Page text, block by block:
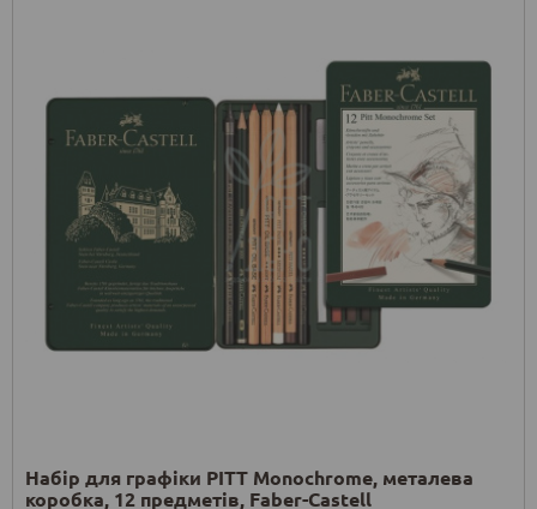
Набір для графіки PITT Monochrome, металева
коробка, 12 предметів, Faber-Castell